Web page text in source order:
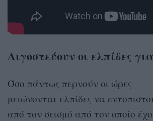
Λιγοστεύουν οι ελπίδες
Όσο πάντως περνούν οι ώρες
μειώνονται ελπίδες να
από τον σεισμό από τον οποίο